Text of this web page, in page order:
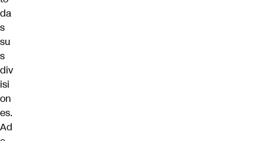
da
s
su
s
div
isi
on
es.
Ad